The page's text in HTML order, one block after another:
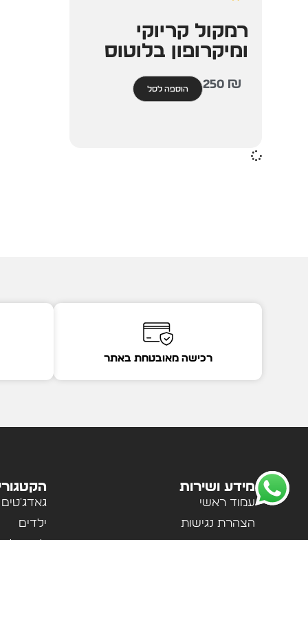
רמקול קריוקי
ומיקרופון בלוטוס
250 ₪ הוספה לסל
רכישה מאובטחת באתר
מידע ושירות
עמוד ראשי
הצהרת נגישות
מדיניות פרטיות
גאדג'טים
ילדים
לבית